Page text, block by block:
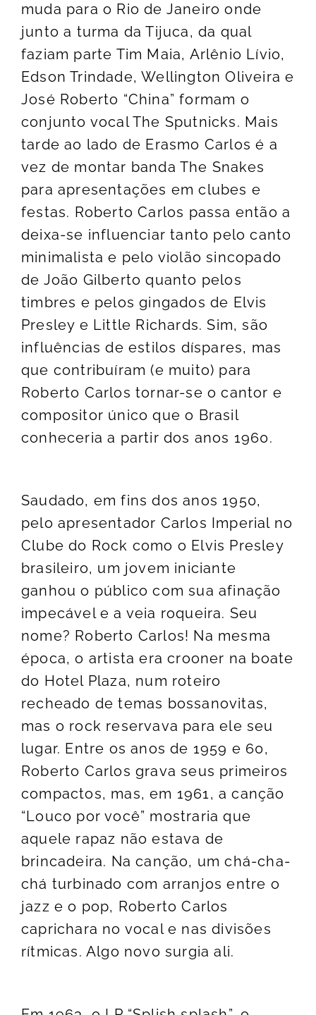
muda para o Rio de Janeiro onde
junto a turma da Tijuca, da qual
faziam parte Tim Maia, Arlênio Lívio,
Edson Trindade, Wellington Oliveira e
José Roberto “China” formam o
conjunto vocal The Sputnicks. Mais
tarde ao lado de Erasmo Carlos é a
vez de montar banda The Snakes
para apresentações em clubes e
festas. Roberto Carlos passa então a
deixa-se influenciar tanto pelo canto
minimalista e pelo violão sincopado
de João Gilberto quanto pelos
timbres e pelos gingados de Elvis
Presley e Little Richards. Sim, são
influências de estilos díspares, mas
que contribuíram (e muito) para
Roberto Carlos tornar-se o cantor e
compositor único que o Brasil
conheceria a partir dos anos 1960.
Saudado, em fins dos anos 1950,
pelo apresentador Carlos Imperial no
Clube do Rock como o Elvis Presley
brasileiro, um jovem iniciante
ganhou o público com sua afinação
impecável e a veia roqueira. Seu
nome? Roberto Carlos! Na mesma
época, o artista era crooner na boate
do Hotel Plaza, num roteiro
recheado de temas bossanovitas,
mas o rock reservava para ele seu
lugar. Entre os anos de 1959 e 60,
Roberto Carlos grava seus primeiros
compactos, mas, em 1961, a canção
“Louco por você” mostraria que
aquele rapaz não estava de
brincadeira. Na canção, um chá-cha-
chá turbinado com arranjos entre o
jazz e o pop, Roberto Carlos
caprichara no vocal e nas divisões
rítmicas. Algo novo surgia ali.